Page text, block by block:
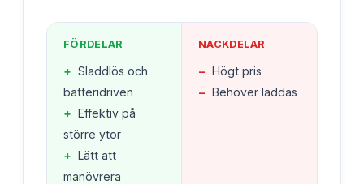
FÖRDELAR
+ Sladdlös och
batteridriven
+ Effektiv på
större ytor
+ Lätt att
manövrera
NACKDELAR
− Högt pris
− Behöver laddas